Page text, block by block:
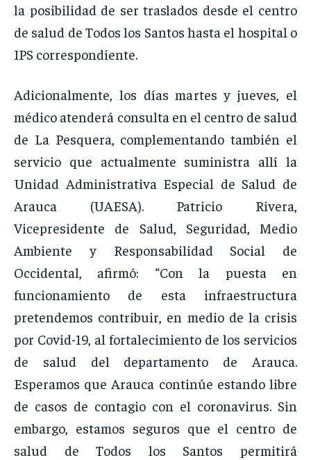
la posibilidad de ser traslados desde el centro
de salud de Todos los Santos hasta el hospital o
IPS correspondiente.
Adicionalmente, los días martes y jueves, el
médico atenderá consulta en el centro de salud
de La Pesquera, complementando también el
servicio que actualmente suministra allí la
Unidad Administrativa Especial de Salud de
Arauca (UAESA). Patricio Rivera,
Vicepresidente de Salud, Seguridad, Medio
Ambiente y Responsabilidad Social de
Occidental, afirmó: “Con la puesta en
funcionamiento de esta infraestructura
pretendemos contribuir, en medio de la crisis
por Covid-19, al fortalecimiento de los servicios
de salud del departamento de Arauca.
Esperamos que Arauca continúe estando libre
de casos de contagio con el coronavirus. Sin
embargo, estamos seguros que el centro de
salud de Todos los Santos permitirá